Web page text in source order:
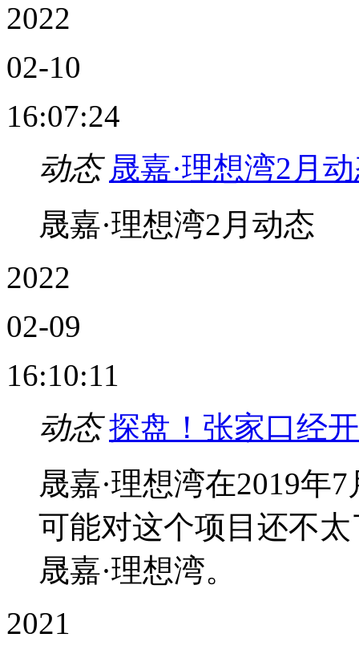
2022
02-10
16:07:24
动态 晟嘉·理想湾2月
晟嘉·理想湾2月动态
2022
02-09
16:10:11
动态 探盘！张家口经
晟嘉·理想湾在2019年
可能对这个项目还不
晟嘉·理想湾。
2021